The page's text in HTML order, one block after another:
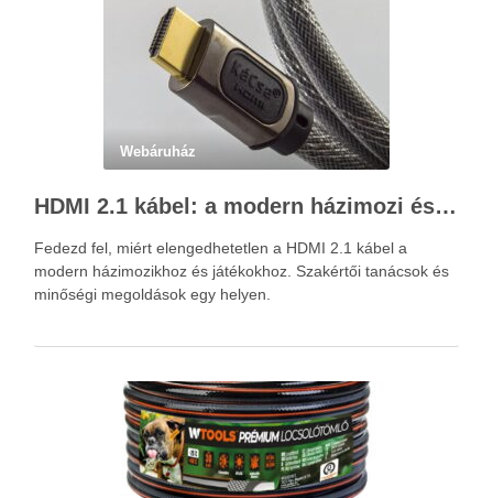
Webáruház
HDMI 2.1 kábel: a modern házimozi és játékok alapja – Kácsa Audió megoldások
Fedezd fel, miért elengedhetetlen a HDMI 2.1 kábel a
modern házimozikhoz és játékokhoz. Szakértői tanácsok és
minőségi megoldások egy helyen.